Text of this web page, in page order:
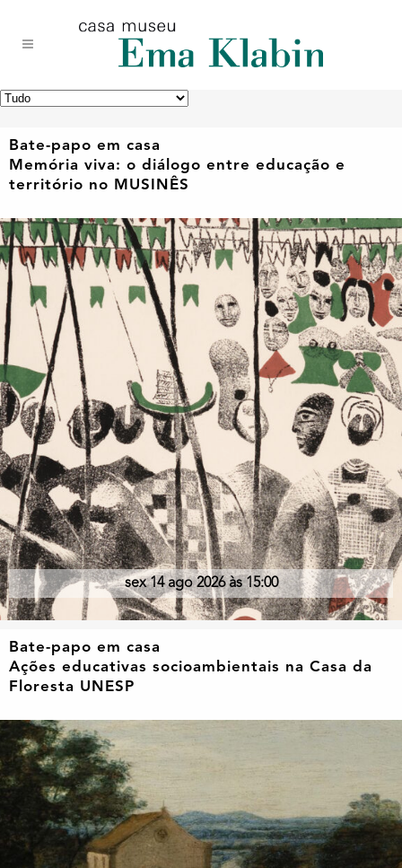
conteúdo
navegação
site
Bate-papo em casa
Memória viva: o diálogo entre educação e
território no MUSINÊS
sex 14 ago 2026 às 15:00
Bate-papo em casa
Ações educativas socioambientais na Casa da
Floresta UNESP